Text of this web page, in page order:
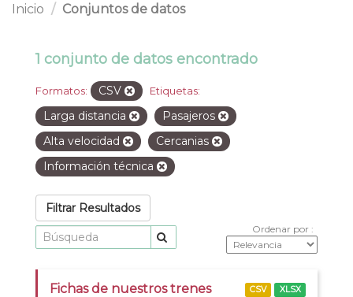
Inicio Conjuntos de datos
1 conjunto de datos encontrado
Formatos: CSV Etiquetas:
Larga distancia
Pasajeros
Alta velocidad
Cercanias
Información técnica
Filtrar Resultados
Ordenar por
Fichas de nuestros trenes CSV XLSX